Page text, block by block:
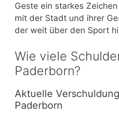
Geste ein starkes
mit der Stadt und ihrer
der weit über den Sport
Wie viele
Paderborn?
Aktuelle
Paderborn